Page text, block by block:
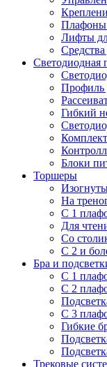
Лифты
Светодиодная
Профиль
Гибкий
Блоки
Торшеры
На
С 1
Для
Со
С 2 и
Бра и
С 1
С 2
С 3
Гибкие
Трековые